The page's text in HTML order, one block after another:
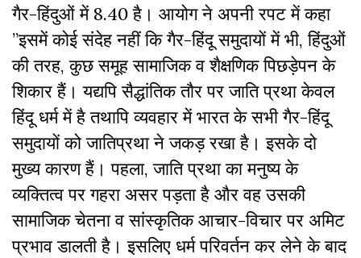
गैर-हिंदुओं में 8.40 है। आयोग ने अपनी रपट में कहा
”इसमें कोई संदेह नहीं कि गैर-हिंदू समुदायों में भी, हिंदुओं
की तरह, कुछ समूह सामाजिक व शैक्षणिक पिछड़ेपन के
शिकार हैं। यद्यपि सैद्धांतिक तौर पर जाति प्रथा केवल
हिंदू धर्म में है तथापि व्यवहार में भारत के सभी गैर-हिंदू
समुदायों को जातिप्रथा ने जकड़ रखा है। इसके दो
मुख्य कारण हैं। पहला, जाति प्रथा का मनुष्य के
व्यक्तित्व पर गहरा असर पड़ता है और वह उसकी
सामाजिक चेतना व सांस्कृतिक आचार-विचार पर अमिट
प्रभाव डालती है। इसलिए धर्म परिवर्तन कर लेने के बाद